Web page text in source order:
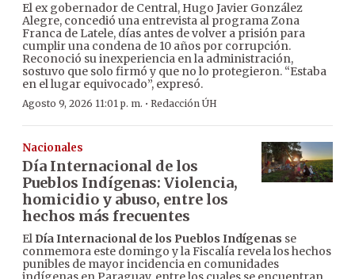
El ex gobernador de Central, Hugo Javier González
Alegre, concedió una entrevista al programa Zona
Franca de Latele, días antes de volver a prisión para
cumplir una condena de 10 años por corrupción.
Reconoció su inexperiencia en la administración,
sostuvo que solo firmó y que no lo protegieron. “Estaba
en el lugar equivocado”, expresó.
Agosto 9, 2026 11:01 p. m. · Redacción ÚH
Nacionales
Día Internacional de los
Pueblos Indígenas: Violencia,
homicidio y abuso, entre los
hechos más frecuentes
El Día Internacional de los Pueblos Indígenas se
conmemora este domingo y la Fiscalía revela los hechos
punibles de mayor incidencia en comunidades